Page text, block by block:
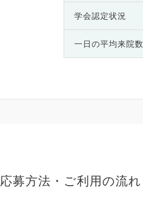
学会認定状況
一日の平均来院数
応募方法・ご利用の流れ